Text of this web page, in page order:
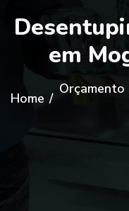
em
Home /
Orçamento